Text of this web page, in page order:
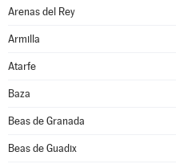
Arenas del Rey
Armilla
Atarfe
Baza
Beas de Granada
Beas de Guadix